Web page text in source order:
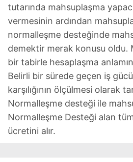
verileriniz işlenmekte olup gerekli
toplumu hizmetlerinin sunulması
kullanılmaktadır. Diğer çerezler,
kılınması ve kişiselleştirilmesi ve
reklam/pazarlama faaliyetlerinin
sınırlı olarak açık rızanız dahilinde
Çerezlere ilişkin tercihlerinizi
vasıtasıyla belirleyebilirsiniz.
için Ayarlar butonuna tıklayabilir,
Metnimizi
ziyaret edebilirsiniz.
tutarında mahsuplaşma
vermesinin ardından
normalleşme desteğinde
demektir merak konusu oldu.
bir tabirle hesaplaşma
Belirli bir sürede geçen iş
karşılığının ölçülmesi olarak
Normalleşme desteği ile
Normalleşme Desteği alan
ücretini alır.